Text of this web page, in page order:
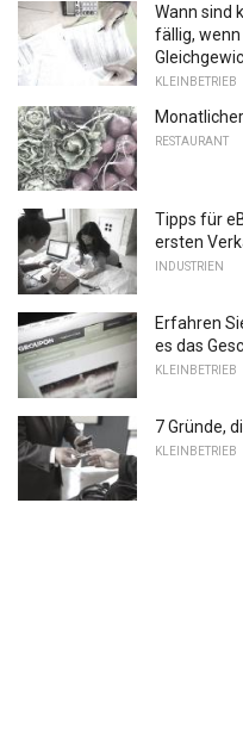
Wann sind
fällig,
KLEINBETRIEB
RESTAURANT
Tipps für
ersten
INDUSTRIEN
Erfahren
es das
KLEINBETRIEB
7 Gründe,
KLEINBETRIEB